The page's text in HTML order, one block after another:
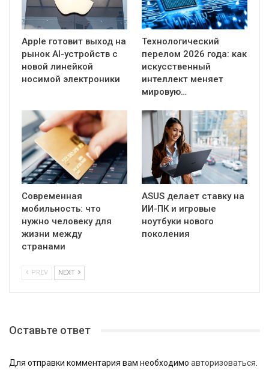
Apple готовит выход на
рынок AI-устройств с
новой линейкой
носимой электроники
Технологический
перелом 2026 года: как
искусственный
интеллект меняет
мировую…
Современная
мобильность: что
нужно человеку для
жизни между
странами
ASUS делает ставку на
ИИ-ПК и игровые
ноутбуки нового
поколения
PREV NEXT
Оставьте ответ
Для отправки комментария вам необходимо авторизоваться.